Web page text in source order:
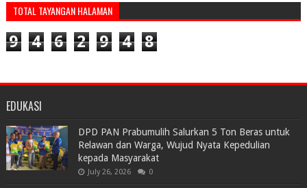
TOTAL TAYANGAN HALAMAN
9 4 6 2 9 4 8
EDUKASI
DPD PAN Prabumulih Salurkan 5 Ton Beras untuk
Relawan dan Warga, Wujud Nyata Kepedulian
kepada Masyarakat
July 26, 2026 0